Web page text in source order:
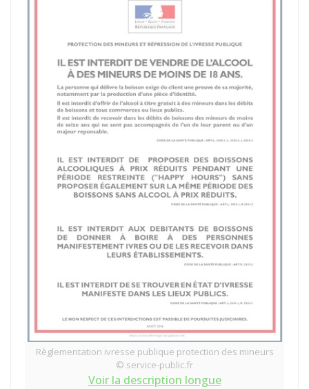
Règlementation ivresse publique protection des mineurs
© service-public.fr
Voir la description longue